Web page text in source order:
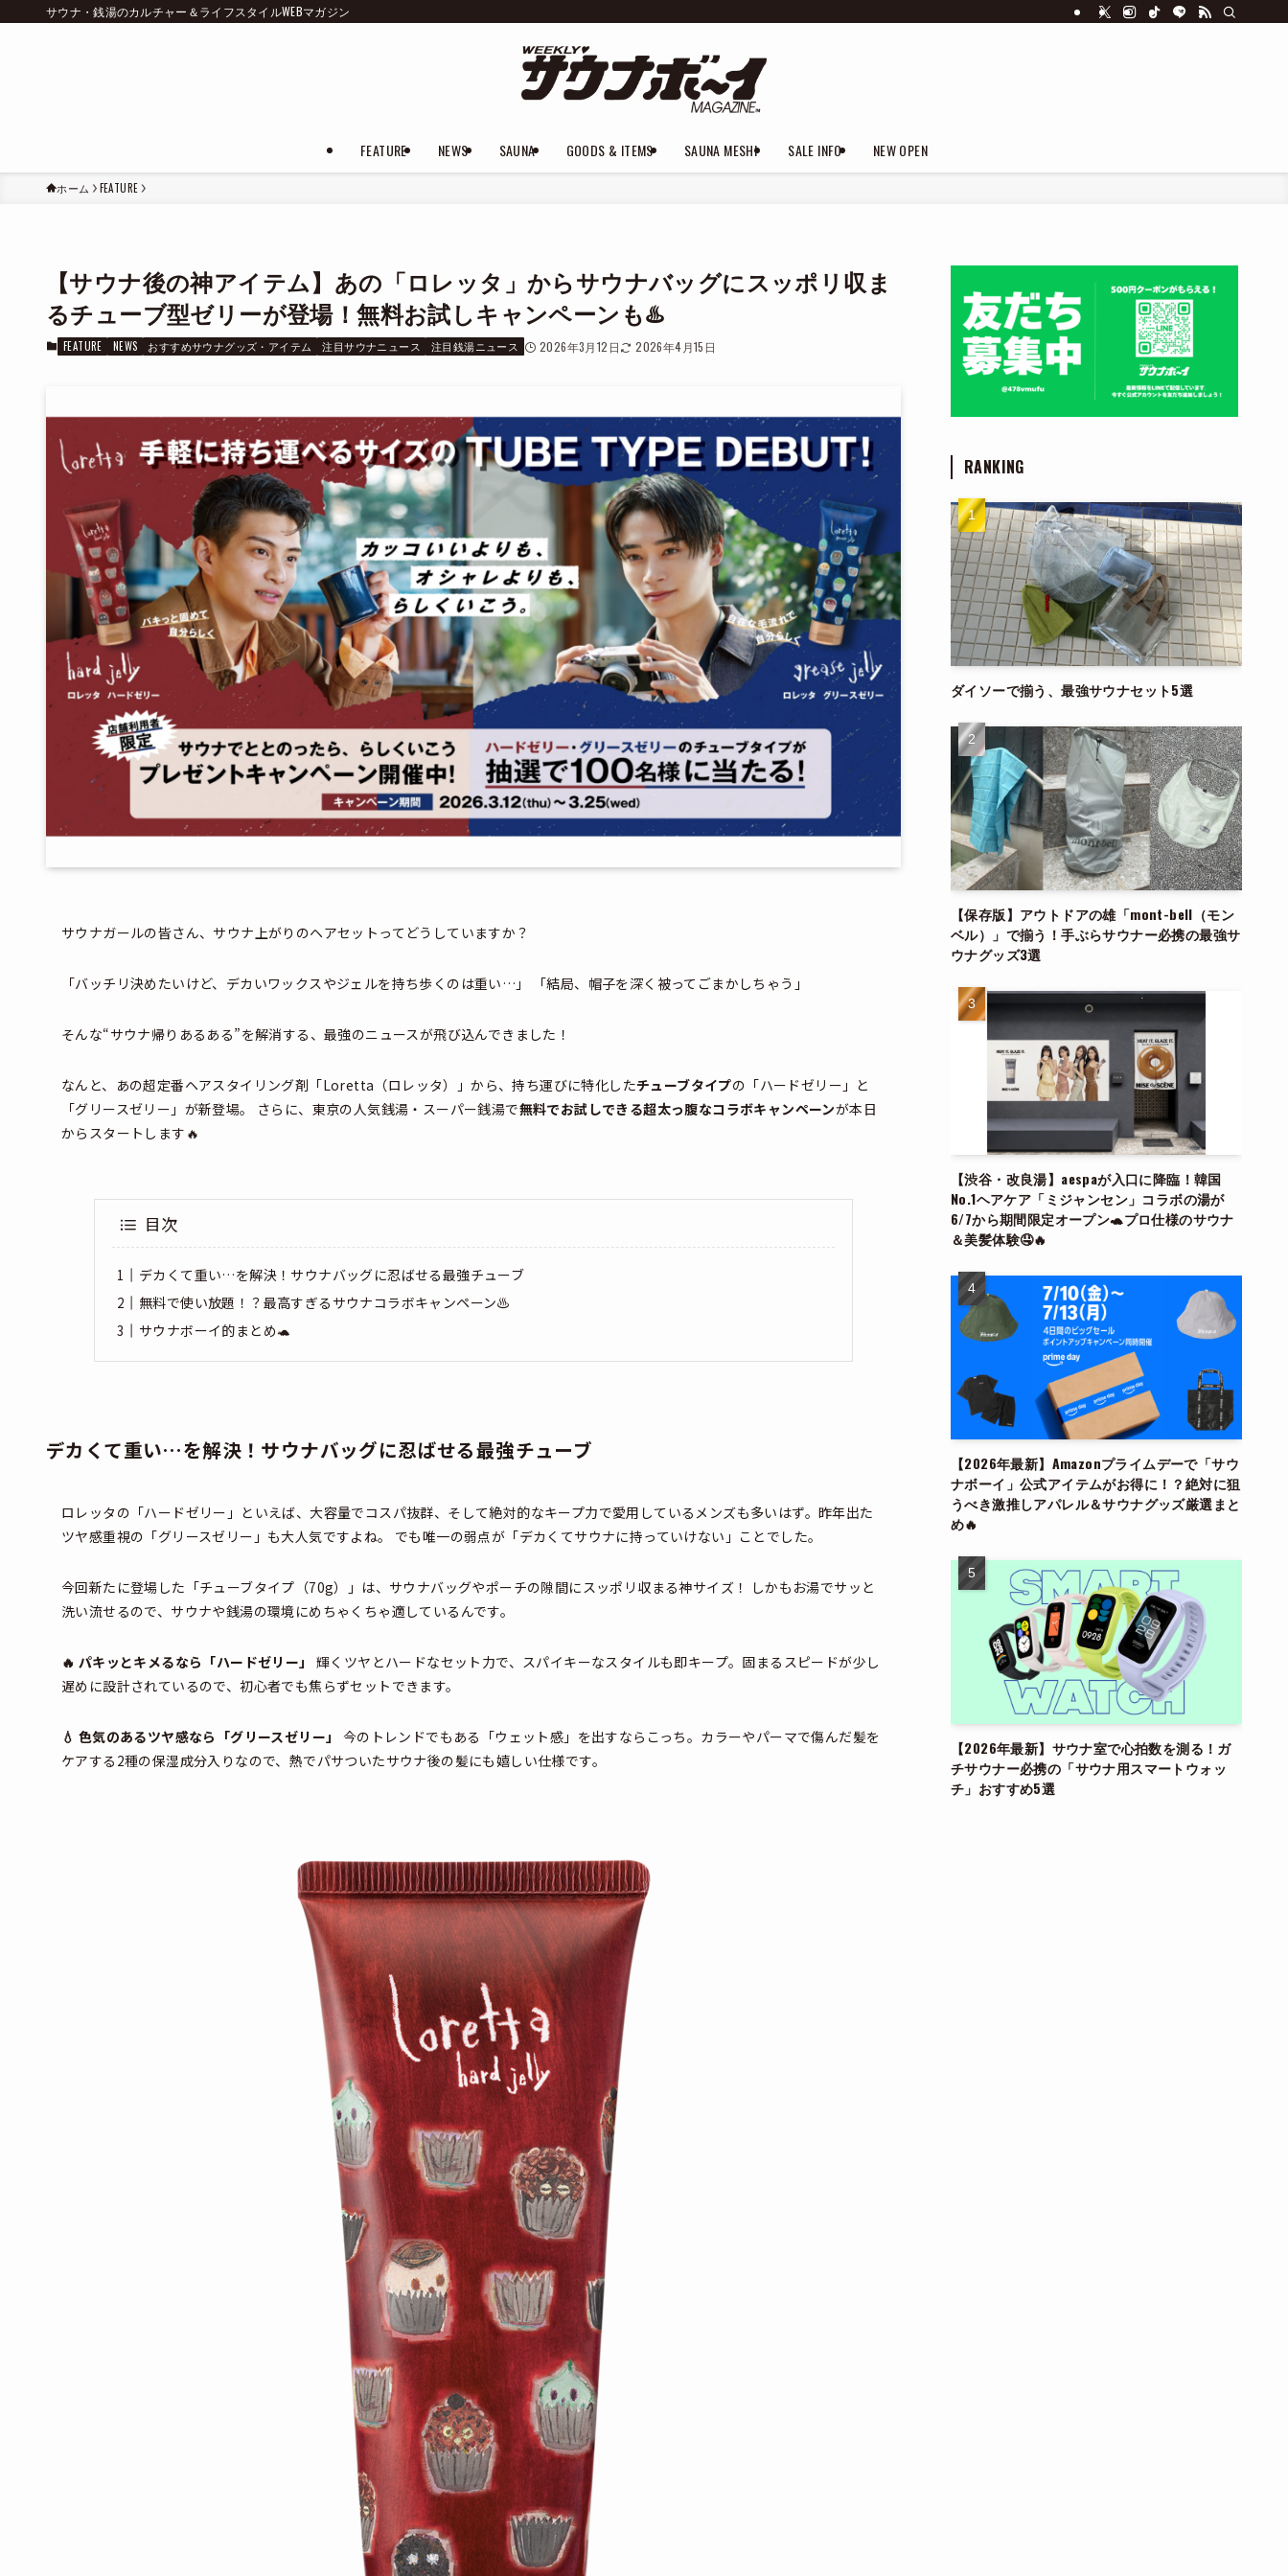
サウナ・銭湯のカルチャー＆ライフスタイルWEBマガジン
FEATURE NEWS SAUNA GOODS & ITEMS SAUNA MESHI SALE INFO NEW OPEN
ホーム FEATURE
【サウナ後の神アイテム】あの「ロレッタ」からサウナバッグにスッポリ収ま
るチューブ型ゼリーが登場！無料お試しキャンペーンも♨️
FEATURE NEWS おすすめサウナグッズ・アイテム 注目サウナニュース 注目銭湯ニュース 2026年3月12日 2026年4月15日
サウナガールの皆さん、サウナ上がりのヘアセットってどうしていますか？
「バッチリ決めたいけど、デカいワックスやジェルを持ち歩くのは重い…」 「結局、帽子を深く被ってごまかしちゃう」
そんな“サウナ帰りあるある”を解消する、最強のニュースが飛び込んできました！
なんと、あの超定番ヘアスタイリング剤「Loretta（ロレッタ）」から、持ち運びに特化したチューブタイプの「ハードゼリー」と
「グリースゼリー」が新登場。 さらに、東京の人気銭湯・スーパー銭湯で無料でお試しできる超太っ腹なコラボキャンペーンが本日
からスタートします🔥
目次
デカくて重い…を解決！サウナバッグに忍ばせる最強チューブ
無料で使い放題！？最高すぎるサウナコラボキャンペーン♨️
サウナボーイ的まとめ🐢
デカくて重い…を解決！サウナバッグに忍ばせる最強チューブ
ロレッタの「ハードゼリー」といえば、大容量でコスパ抜群、そして絶対的なキープ力で愛用しているメンズも多いはず。昨年出た
ツヤ感重視の「グリースゼリー」も大人気ですよね。 でも唯一の弱点が「デカくてサウナに持っていけない」ことでした。
今回新たに登場した「チューブタイプ（70g）」は、サウナバッグやポーチの隙間にスッポリ収まる神サイズ！ しかもお湯でサッと
洗い流せるので、サウナや銭湯の環境にめちゃくちゃ適しているんです。
🔥 パキッとキメるなら「ハードゼリー」
輝くツヤとハードなセット力で、スパイキーなスタイルも即キープ。固まるスピードが少し
遅めに設計されているので、初心者でも焦らずセットできます。
💧 色気のあるツヤ感なら「グリースゼリー」
今のトレンドでもある「ウェット感」を出すならこっち。カラーやパーマで傷んだ髪を
ケアする2種の保湿成分入りなので、熱でパサついたサウナ後の髪にも嬉しい仕様です。
RANKING
ダイソーで揃う、最強サウナセット5選
【保存版】アウトドアの雄「mont-bell（モン
ベル）」で揃う！手ぶらサウナー必携の最強サ
ウナグッズ3選
【渋谷・改良湯】aespaが入口に降臨！韓国
No.1ヘアケア「ミジャンセン」コラボの湯が
6/7から期間限定オープン🐢プロ仕様のサウナ
＆美髪体験🤤🔥
【2026年最新】Amazonプライムデーで「サウ
ナボーイ」公式アイテムがお得に！？絶対に狙
うべき激推しアパレル＆サウナグッズ厳選まと
め🔥
【2026年最新】サウナ室で心拍数を測る！ガ
チサウナー必携の「サウナ用スマートウォッ
チ」おすすめ5選